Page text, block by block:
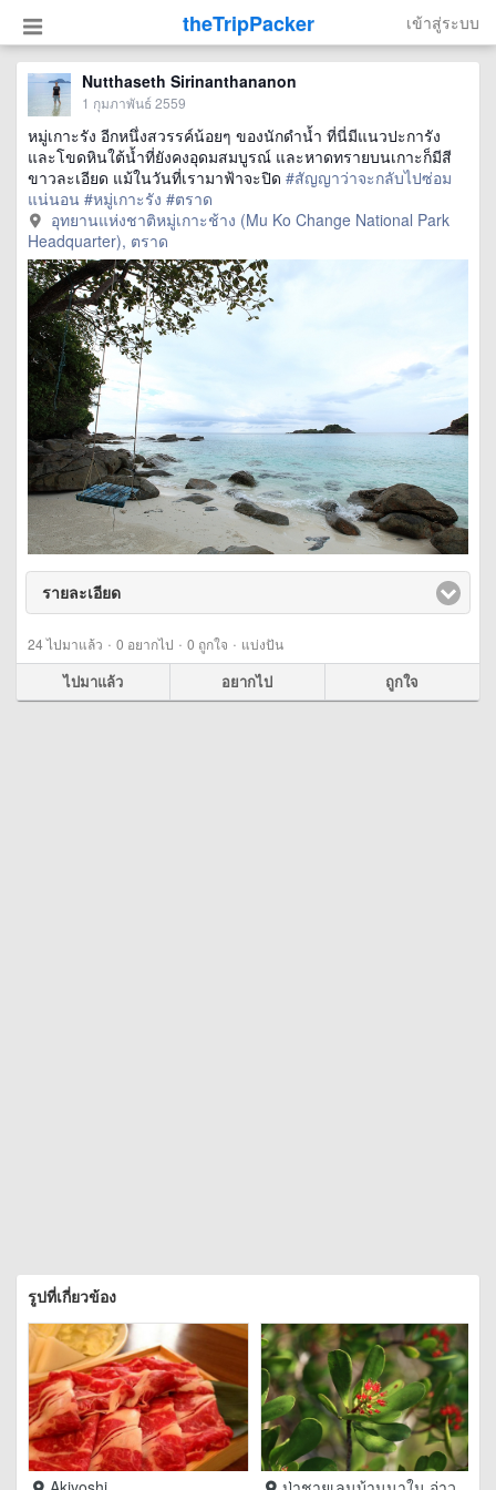
theTripPacker เข้าสู่ระบบ
Nutthaseth Sirinanthananon
1 กุมภาพันธ์ 2559
หมู่เกาะรัง อีกหนึ่งสวรรค์น้อยๆ ของนักดำน้ำ ที่นี่มีแนวปะการัง
และโขดหินใต้น้ำที่ยังคงอุดมสมบูรณ์ และหาดทรายบนเกาะก็มีสี
ขาวละเอียด แม้ในวันที่เรามาฟ้าจะปิด #สัญญาว่าจะกลับไปซ่อม
แน่นอน #หมู่เกาะรัง #ตราด
อุทยานแห่งชาติหมู่เกาะช้าง (Mu Ko Change National Park
Headquarter), ตราด
รายละเอียด
24ไปมาแล้ว · 0 อยากไป · 0 ถูกใจ · แบ่งปัน
ไปมาแล้ว อยากไป ถูกใจ
รูปที่เกี่ยวข้อง